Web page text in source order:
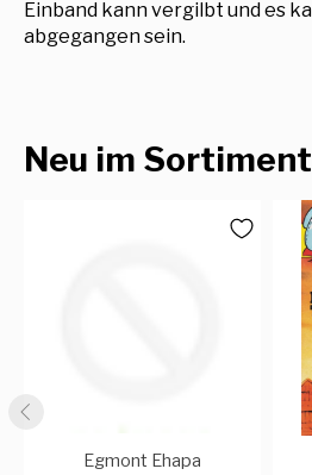
Einband kann vergilbt und es
abgegangen sein.
Neu im Sortiment
Egmont Ehapa